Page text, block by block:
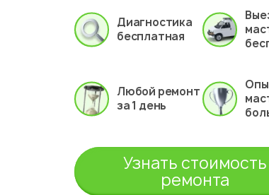
Диагностика
бесплатная
Любой ремонт
за 1 день
Узнать стоимость
ремонта